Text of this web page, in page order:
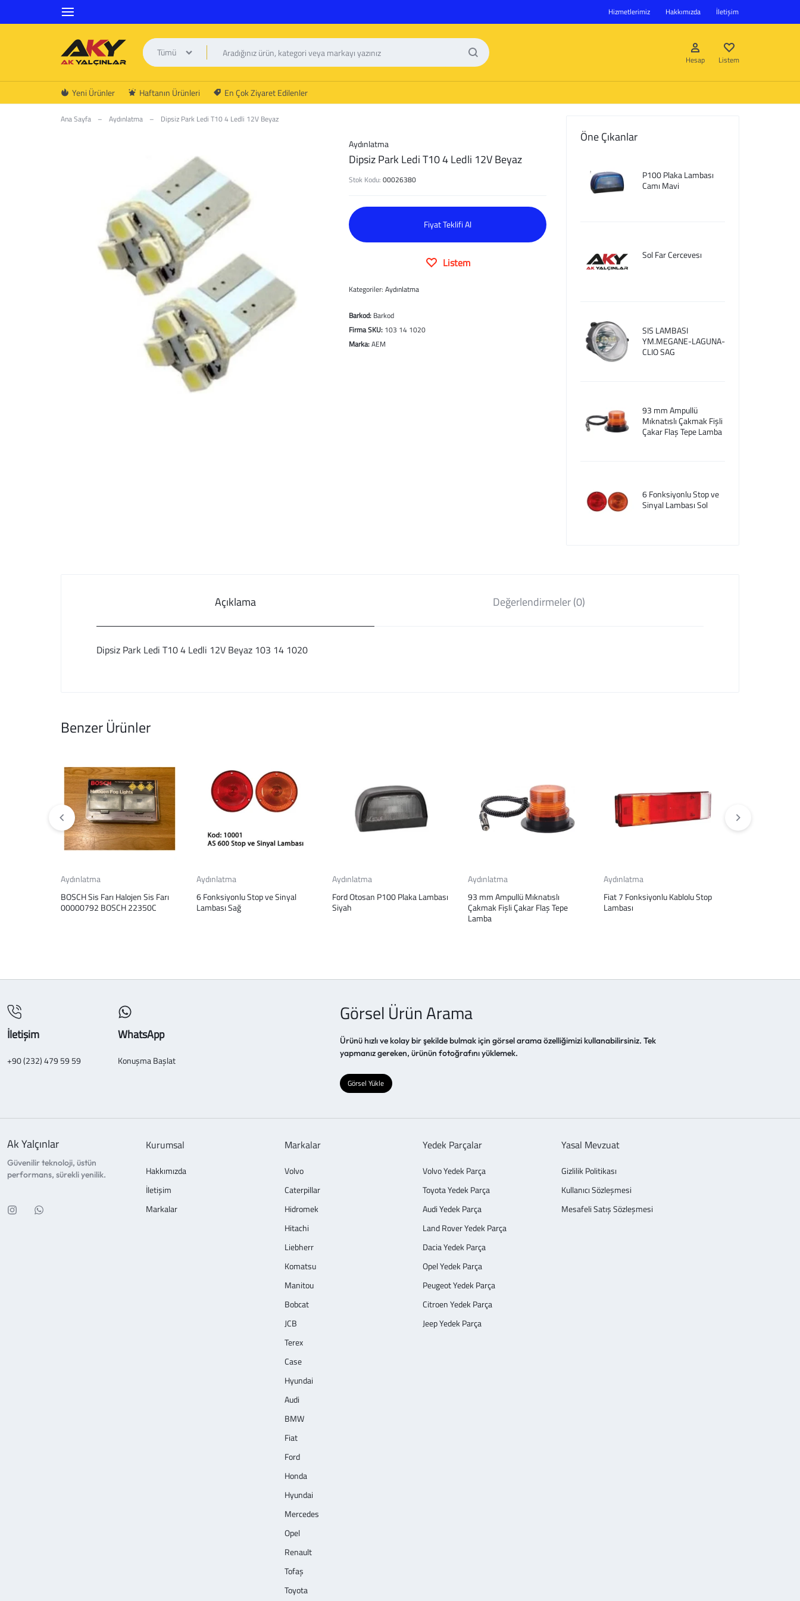
Hizmetlerimiz Hakkımızda İletişim
AK
YALÇINLAR
Tümü
Hesap
Hesap oluştur
Listem
Yeni Ürünler Haftanın Ürünleri En Çok Ziyaret Edilenler
Ana Sayfa – Aydınlatma – Dipsiz Park Ledi T10 4 Ledli 12V Beyaz
Aydınlatma
Dipsiz Park Ledi T10 4 Ledli 12V Beyaz
Stok Kodu:00026380
Fiyat Teklifi Al
Listem
Kategoriler:Aydınlatma
Barkod: Barkod
Firma SKU: 103 14 1020
Marka:AEM
Öne Çıkanlar
P100 Plaka Lambası
Camı Mavi
Sol Far Cercevesı
SIS LAMBASI
YM.MEGANE-LAGUNA-
CLIO SAG
93 mm Ampullü
Mıknatıslı Çakmak Fişli
Çakar Flaş Tepe Lamba
6 Fonksiyonlu Stop ve
Sinyal Lambası Sol
Açıklama Değerlendirmeler (0)
Dipsiz Park Ledi T10 4 Ledli 12V Beyaz 103 14 1020
Benzer Ürünler
Aydınlatma
BOSCH Sis Farı Halojen Sis Farı
00000792 BOSCH 22350C
Aydınlatma
6 Fonksiyonlu Stop ve Sinyal
Lambası Sağ
Aydınlatma
Ford Otosan P100 Plaka Lambası
Siyah
Aydınlatma
93 mm Ampullü Mıknatıslı
Çakmak Fişli Çakar Flaş Tepe
Lamba
Aydınlatma
Fiat 7 Fonksiyonlu Kablolu Stop
Lambası
İletişim
+90 (232) 479 59 59
WhatsApp
Konuşma Başlat
Görsel Ürün Arama
Ürünü hızlı ve kolay bir şekilde bulmak için görsel arama özelliğimizi kullanabilirsiniz. Tek
yapmanız gereken, ürünün fotoğrafını yüklemek.
Görsel Yükle
Ak Yalçınlar
Güvenilir teknoloji, üstün
performans, sürekli yenilik.
Kurumsal
Hakkımızda
İletişim
Markalar
Markalar
Volvo
Caterpillar
Hidromek
Hitachi
Liebherr
Komatsu
Manitou
Bobcat
JCB
Terex
Case
Hyundai
Audi
BMW
Fiat
Ford
Honda
Hyundai
Mercedes
Opel
Renault
Tofaş
Toyota
Yedek Parçalar
Volvo Yedek Parça
Toyota Yedek Parça
Audi Yedek Parça
Land Rover Yedek Parça
Dacia Yedek Parça
Opel Yedek Parça
Peugeot Yedek Parça
Citroen Yedek Parça
Jeep Yedek Parça
Yasal Mevzuat
Gizlilik Politikası
Kullanıcı Sözleşmesi
Mesafeli Satış Sözleşmesi